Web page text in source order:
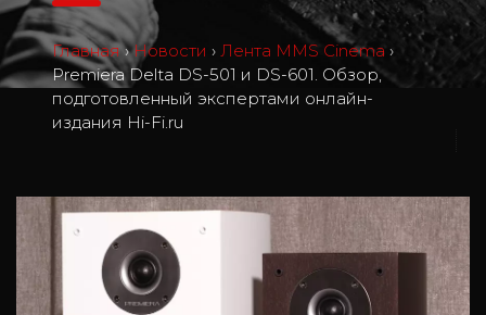
Главная › Новости › Лента MMS Cinema ›
Premiera Delta DS-501 и DS-601. Обзор,
подготовленный экспертами онлайн-
издания Hi-Fi.ru